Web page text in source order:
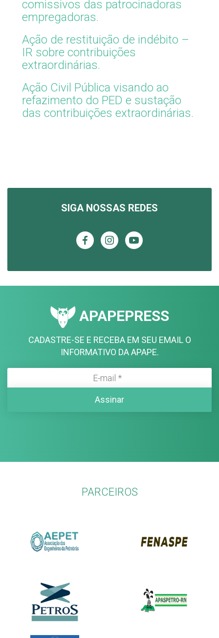
comissivos das patrocinadoras
empregadoras.
Ação de restituição de indébito –
IR sobre contribuições
extraordinárias.
Ação Civil Pública visando ao
refazimento do PED e sustação
das contribuições extraordinárias.
SIGA NOSSAS REDES
APAPEPRESS
CADASTRE-SE E RECEBA EM SEU EMAIL O
INFORMATIVO DA APAPE.
PARCEIROS